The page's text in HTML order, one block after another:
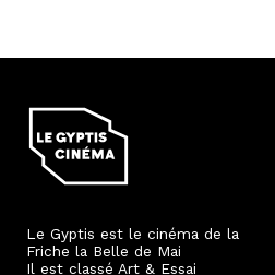
Le Gyptis est le cinéma de la
Friche la Belle de Mai
Il est classé Art & Essai